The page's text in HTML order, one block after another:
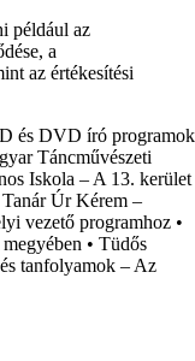
például az
a
az értékesítési
és DVD író programok
Táncművészeti
Iskola – A 13. kerület
Tanár Úr Kérem –
vezető programhoz •
• Tüdős
tanfolyamok – Az